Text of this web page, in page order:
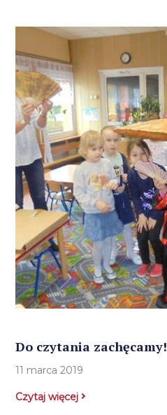
Do czytania zachęcamy!
11 marca 2019
Czytaj więcej